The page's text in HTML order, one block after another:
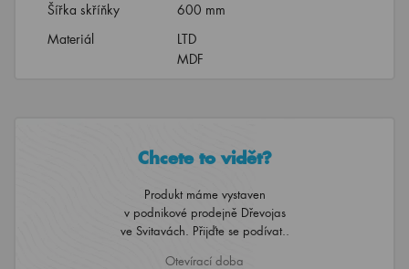
Šířka skříňky
600 mm
Materiál
LTD
MDF
Chcete to vidět?
Produkt máme vystaven
v podnikové prodejně Dřevojas
ve Svitavách. Přijďte se podívat..
Otevírací doba